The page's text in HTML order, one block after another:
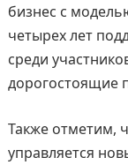
бизнес с
четырех лет
среди
дорогостоящие
Также отметим,
управляется